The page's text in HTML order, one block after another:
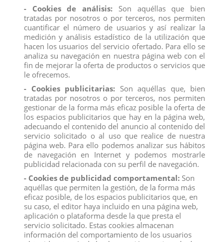
10001TORO BRAVO NEGRO ZAINO
TROTANDO DEQUBE
View
10109 TORO BRAVO APAREJADO
EMBISTIENDO
- Cookies de análisis: Son aquéllas que bien
tratadas por nosotros o por terceros, nos permiten
cuantificar el número de usuarios y así realizar la
medición y análisis estadístico de la utilización que
hacen los usuarios del servicio ofertado. Para ello se
analiza su navegación en nuestra página web con el
fin de mejorar la oferta de productos o servicios que
le ofrecemos.
- Cookies publicitarias: Son aquéllas que, bien
tratadas por nosotros o por terceros, nos permiten
gestionar de la forma más eficaz posible la oferta de
los espacios publicitarios que hay en la página web,
adecuando el contenido del anuncio al contenido del
servicio solicitado o al uso que realice de nuestra
página web. Para ello podemos analizar sus hábitos
de navegación en Internet y podemos mostrarle
publicidad relacionada con su perfil de navegación.
- Cookies de publicidad comportamental: Son
aquéllas que permiten la gestión, de la forma más
eficaz posible, de los espacios publicitarios que, en
su caso, el editor haya incluido en una página web,
aplicación o plataforma desde la que presta el
servicio solicitado. Estas cookies almacenan
información del comportamiento de los usuarios